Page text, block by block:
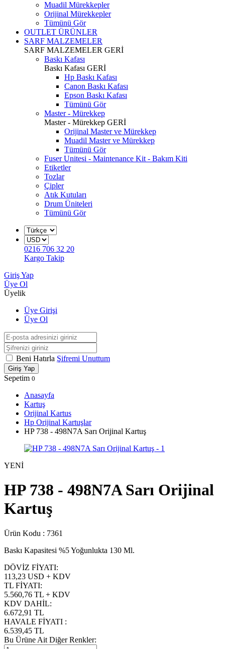
Muadil Mürekkepler
Orijinal Mürekkepler
Tümünü Gör
OUTLET ÜRÜNLER
SARF MALZEMELER
SARF MALZEMELER GERİ
Baskı Kafası
Baskı Kafası GERİ
Hp Baskı Kafası
Canon Baskı Kafası
Epson Baskı Kafası
Tümünü Gör
Master - Mürekkep
Master - Mürekkep GERİ
Orijinal Master ve Mürekkep
Muadil Master ve Mürekkep
Tümünü Gör
Fuser Unitesi - Maintenance Kit - Bakım Kiti
Etiketler
Tozlar
Çipler
Atık Kutuları
Drum Üniteleri
Tümünü Gör
0216 706 32 20
Kargo Takip
Giriş Yap
Üye Ol
Üyelik
Üye Girişi
Üye Ol
Beni Hatırla Şifremi Unuttum
Giriş Yap
Sepetim 0
Anasayfa
Kartuş
Orijinal Kartus
Hp Orijinal Kartuşlar
HP 738 - 498N7A Sarı Orijinal Kartuş
YENİ
HP 738 - 498N7A Sarı Orijinal
Kartuş
Ürün Kodu : 7361
Baskı Kapasitesi %5 Yoğunlukta 130 Ml.
DÖVİZ FİYATI:
113,23 USD + KDV
TL FİYATI:
5.560,76 TL + KDV
KDV DAHİL:
6.672,91 TL
HAVALE FİYATI :
6.539,45 TL
Bu Ürüne Ait Diğer Renkler: